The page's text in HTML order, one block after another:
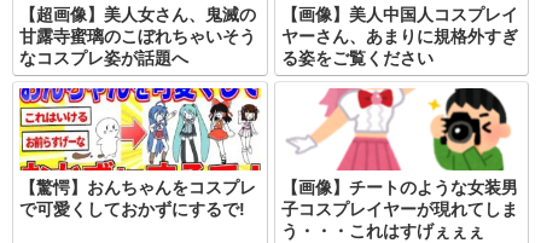
【超画像】美人女さん、鬼滅の
甘露寺蜜璃のこぼれちゃいそう
なコスプレ姿が話題へ
【画像】美人中国人コスプレイ
ヤーさん、あまりに規格外すぎ
る姿をご覧ください
【驚愕】おんちゃんをコスプレ
で可愛くしておかずにするで!
【画像】チートのような女装男
子コスプレイヤーが現れてしま
う・・・これはすげぇぇぇ